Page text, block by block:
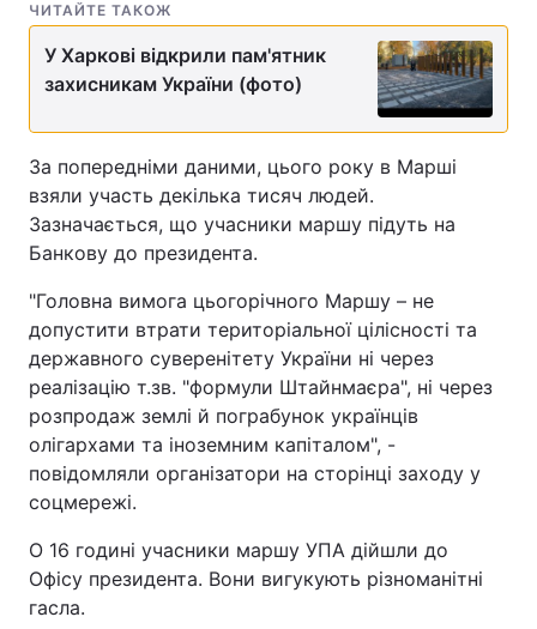
ЧИТАЙТЕ ТАКОЖ
У Харкові відкрили пам'ятник
захисникам України (фото)
За попередніми даними, цього року в Марші
взяли участь декілька тисяч людей.
Зазначається, що учасники маршу підуть на
Банкову до президента.
"Головна вимога цьогорічного Маршу – не
допустити втрати територіальної цілісності та
державного суверенітету України ні через
реалізацію т.зв. "формули Штайнмаєра", ні через
розпродаж землі й пограбунок українців
олігархами та іноземним капіталом", -
повідомляли організатори на сторінці заходу у
соцмережі.
О 16 годині учасники маршу УПА дійшли до
Офісу президента. Вони вигукують різноманітні
гасла.